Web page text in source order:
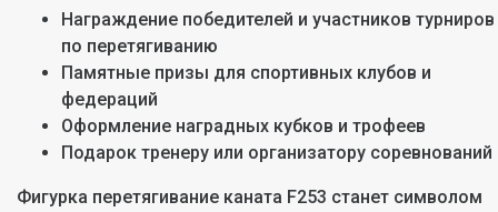
Награждение победителей и участников турниров
по перетягиванию
Памятные призы для спортивных клубов и
федераций
Оформление наградных кубков и трофеев
Подарок тренеру или организатору соревнований
Фигурка перетягивание каната F253 станет символом